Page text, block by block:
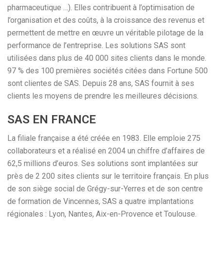
pharmaceutique …). Elles contribuent à l’optimisation de
l’organisation et des coûts, à la croissance des revenus et
permettent de mettre en œuvre un véritable pilotage de la
performance de l’entreprise. Les solutions SAS sont
utilisées dans plus de 40 000 sites clients dans le monde.
97 % des 100 premières sociétés citées dans Fortune 500
sont clientes de SAS. Depuis 28 ans, SAS fournit à ses
clients les moyens de prendre les meilleures décisions.
SAS EN FRANCE
La filiale française a été créée en 1983. Elle emploie 275
collaborateurs et a réalisé en 2004 un chiffre d’affaires de
62,5 millions d’euros. Ses solutions sont implantées sur
près de 2 200 sites clients sur le territoire français. En plus
de son siège social de Grégy-sur-Yerres et de son centre
de formation de Vincennes, SAS a quatre implantations
régionales : Lyon, Nantes, Aix-en-Provence et Toulouse.